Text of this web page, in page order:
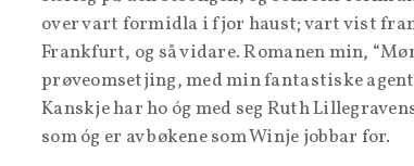
over vart formidla i fjor haust; vart vist
Frankfurt, og så vidare. Romanen min,
prøveomsetjing, med min fantastiske
Kanskje har ho óg med seg Ruth
som óg er av bøkene som Winje jobbar for.